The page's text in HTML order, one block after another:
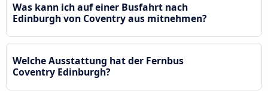
Was kann ich auf einer Busfahrt nach
Edinburgh von Coventry aus mitnehmen?
Welche Ausstattung hat der Fernbus
Coventry Edinburgh?